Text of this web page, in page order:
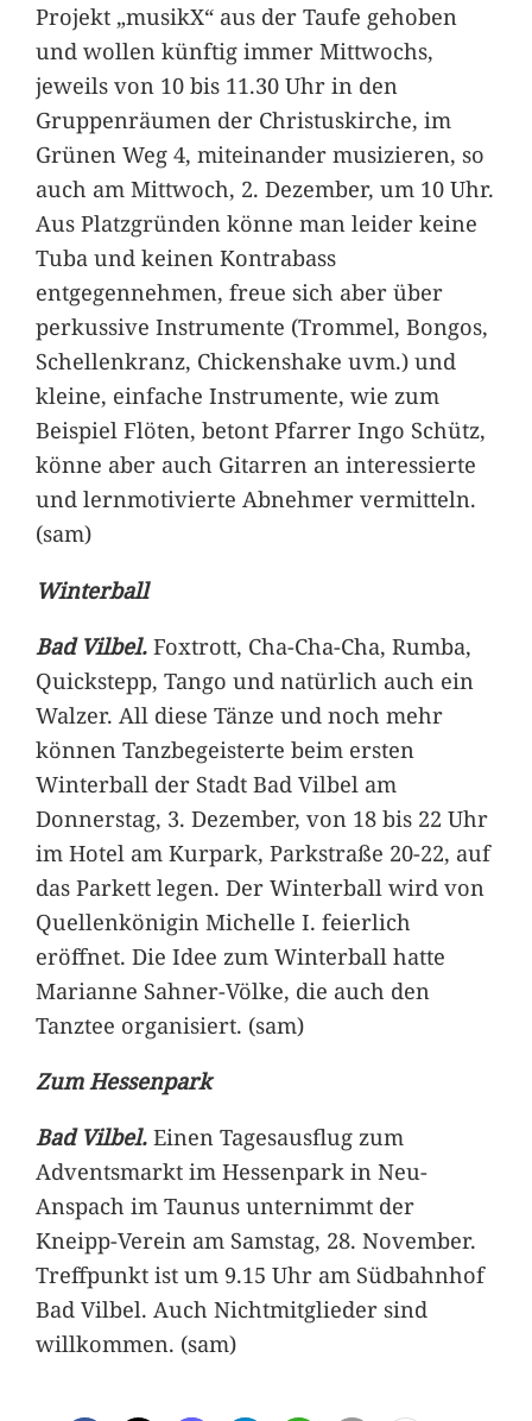
Projekt „musikX“ aus der Taufe gehoben
und wollen künftig immer Mittwochs,
jeweils von 10 bis 11.30 Uhr in den
Gruppenräumen der Christuskirche, im
Grünen Weg 4, miteinander musizieren, so
auch am Mittwoch, 2. Dezember, um 10 Uhr.
Aus Platzgründen könne man leider keine
Tuba und keinen Kontrabass
entgegennehmen, freue sich aber über
perkussive Instrumente (Trommel, Bongos,
Schellenkranz, Chickenshake uvm.) und
kleine, einfache Instrumente, wie zum
Beispiel Flöten, betont Pfarrer Ingo Schütz,
könne aber auch Gitarren an interessierte
und lernmotivierte Abnehmer vermitteln.
(sam)
Winterball
Bad Vilbel.Foxtrott, Cha-Cha-Cha, Rumba,
Quickstepp, Tango und natürlich auch ein
Walzer. All diese Tänze und noch mehr
können Tanzbegeisterte beim ersten
Winterball der Stadt Bad Vilbel am
Donnerstag, 3. Dezember, von 18 bis 22 Uhr
im Hotel am Kurpark, Parkstraße 20-22, auf
das Parkett legen. Der Winterball wird von
Quellenkönigin Michelle I. feierlich
eröffnet. Die Idee zum Winterball hatte
Marianne Sahner-Völke, die auch den
Tanztee organisiert. (sam)
Zum Hessenpark
Bad Vilbel.Einen Tagesausflug zum
Adventsmarkt im Hessenpark in Neu-
Anspach im Taunus unternimmt der
Kneipp-Verein am Samstag, 28. November.
Treffpunkt ist um 9.15 Uhr am Südbahnhof
Bad Vilbel. Auch Nichtmitglieder sind
willkommen. (sam)